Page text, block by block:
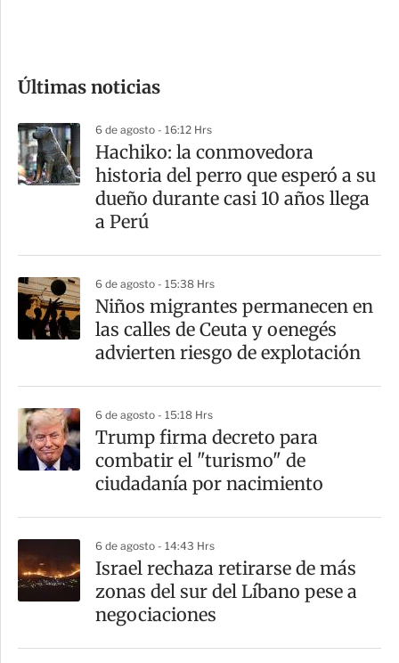
m
a
r
t
Últimas noticias
6 de agosto - 16:12 Hrs
Hachiko: la conmovedora
historia del perro que esperó a su
dueño durante casi 10 años llega
a Perú
6 de agosto - 15:38 Hrs
Niños migrantes permanecen en
las calles de Ceuta y oenegés
advierten riesgo de explotación
6 de agosto - 15:18 Hrs
Trump firma decreto para
combatir el "turismo" de
ciudadanía por nacimiento
6 de agosto - 14:43 Hrs
Israel rechaza retirarse de más
zonas del sur del Líbano pese a
negociaciones